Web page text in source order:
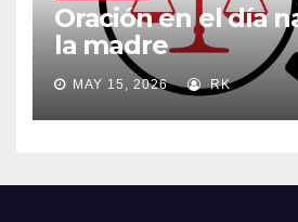
Oración en el día
la madre
MAY 15, 2026 RK